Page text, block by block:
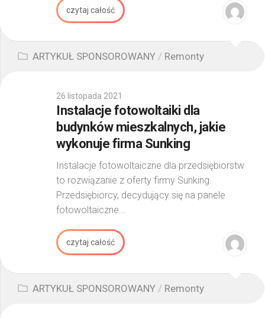
czytaj całość
ARTYKUŁ SPONSOROWANY / Remonty
26 listopada 2021
Instalacje fotowoltaiki dla
budynków mieszkalnych, jakie
wykonuje firma Sunking
Instalacje fotowoltaiczne dla przedsiębiorstw
to rozwiązanie z oferty firmy Sunking.
Przedsiębiorcy, decydujący się na panele
fotowoltaiczne...
czytaj całość
ARTYKUŁ SPONSOROWANY / Remonty